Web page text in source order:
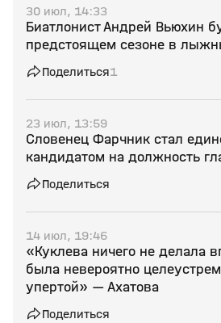
30 июл, 14:33
Биатлонист Андрей Вьюхин
предстоящем сезоне в
Поделиться1
23 июл, 13:59
Словенец Фарчник стал
кандидатом на должность
Поделиться
14 июл, 19:46
«Куклева ничего не делала
была невероятно
упертой» — Ахатова
Поделиться